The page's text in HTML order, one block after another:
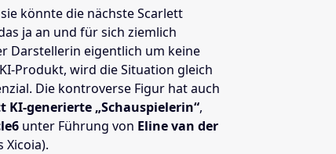
könnte die nächste Scarlett
ja an und für sich ziemlich
Darstellerin eigentlich um keine
Produkt, wird die Situation gleich
Die kontroverse Figur hat auch
KI-generierte „Schauspielerin“,
unter Führung von Eline van der
Xicoia).